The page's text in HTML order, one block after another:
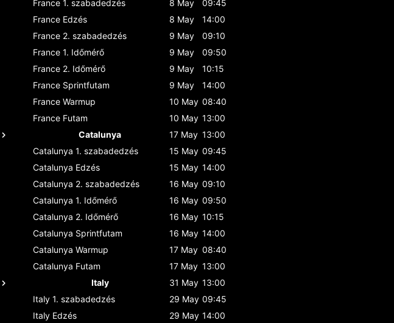
France 1. szabadedzés 8 May
09:45
France Edzés 8 May
14:00
France 2. szabadedzés 9 May
09:10
France 1. Időmérő 9 May
09:50
France 2. Időmérő 9 May
10:15
France Sprintfutam 9 May
14:00
France Warmup 10 May 08:40
France Futam 10 May 13:00
Catalunya
17 May 13:00
Catalunya 1. szabadedzés 15 May 09:45
Catalunya Edzés 15 May 14:00
Catalunya 2. szabadedzés 16 May 09:10
Catalunya 1. Időmérő 16 May 09:50
Catalunya 2. Időmérő 16 May 10:15
Catalunya Sprintfutam 16 May 14:00
Catalunya Warmup 17 May 08:40
Catalunya Futam 17 May 13:00
Italy
31 May 13:00
Italy 1. szabadedzés 29 May 09:45
Italy Edzés 29 May 14:00